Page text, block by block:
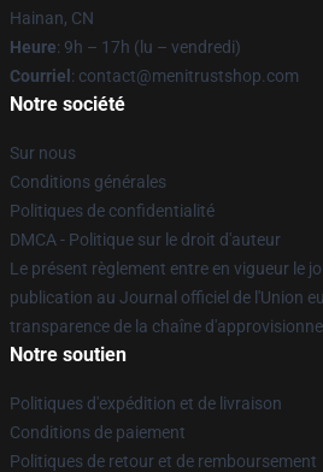
Hainan, CN
Heure: 9h – 17h (lu – vendredi)
Courriel : contact@menitrustshop.com
Notre société
Sur nous
Conditions générales
Politiques de confidentialité
DMCA - Politique sur le droit d'auteur
Le présent règlement entre en vigueur le
publication au Journal officiel de l'Union
transparence de la chaîne
Notre soutien
Politiques d'expédition et de livraison
Conditions de paiement
Politiques de retour et de remboursement